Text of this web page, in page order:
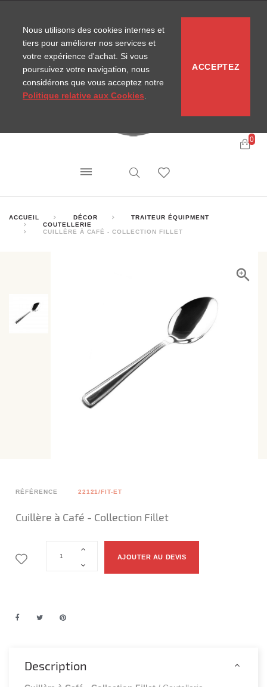
0
ACCUEIL DÉCOR
TRAITEUR ÉQUIPMENT
COUTELLERIE
CUILLÈRE À CAFÉ - COLLECTION FILLET
RÉFÉRENCE 22121/FIT-ET
Cuillère à Café - Collection Fillet
AJOUTER AU DEVIS
Description
Nous utilisons des cookies internes et
tiers pour améliorer nos services et
votre expérience d'achat. Si vous
poursuivez votre navigation, nous
considérons que vous acceptez notre
Politique relative aux Cookies
ACCEPTEZ